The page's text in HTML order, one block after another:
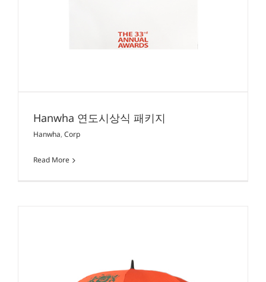
Hanwha 연도시상식 패키지
Hanwha, Corp
Read More